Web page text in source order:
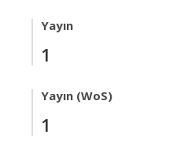
Yayın
1
Yayın (WoS)
1